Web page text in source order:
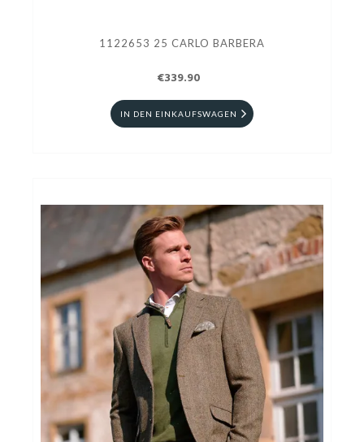
1122653 25 CARLO BARBERA
€339.90
IN DEN EINKAUFSWAGEN